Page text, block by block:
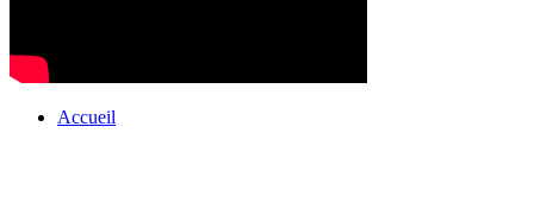
Accueil